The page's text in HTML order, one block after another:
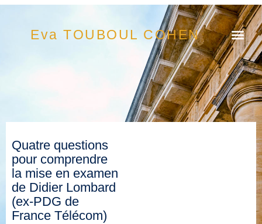
Eva TOUBOUL COHEN
Quatre questions
pour comprendre
la mise en examen
de Didier Lombard
(ex-PDG de
France Télécom)